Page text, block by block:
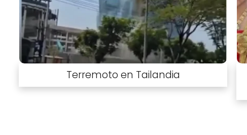
Terremoto en Tailandia